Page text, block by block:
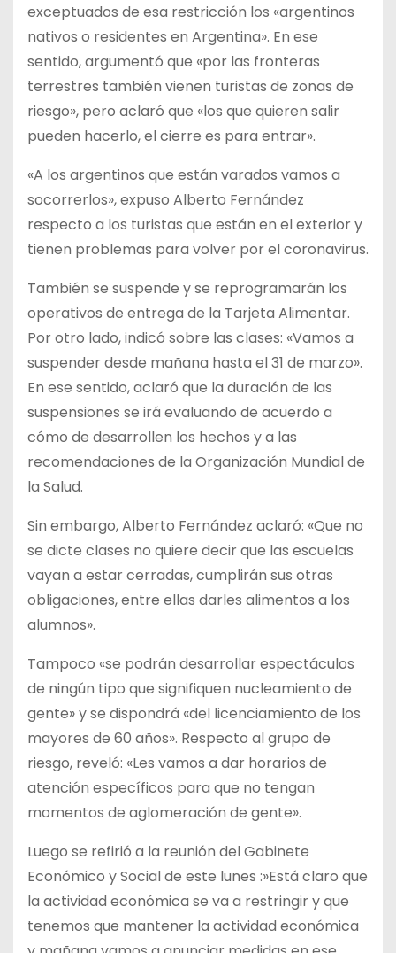
exceptuados de esa restricción los «argentinos
nativos o residentes en Argentina». En ese
sentido, argumentó que «por las fronteras
terrestres también vienen turistas de zonas de
riesgo», pero aclaró que «los que quieren salir
pueden hacerlo, el cierre es para entrar».
«A los argentinos que están varados vamos a
socorrerlos», expuso Alberto Fernández
respecto a los turistas que están en el exterior y
tienen problemas para volver por el coronavirus.
También se suspende y se reprogramarán los
operativos de entrega de la Tarjeta Alimentar.
Por otro lado, indicó sobre las clases: «Vamos a
suspender desde mañana hasta el 31 de marzo».
En ese sentido, aclaró que la duración de las
suspensiones se irá evaluando de acuerdo a
cómo de desarrollen los hechos y a las
recomendaciones de la Organización Mundial de
la Salud.
Sin embargo, Alberto Fernández aclaró: «Que no
se dicte clases no quiere decir que las escuelas
vayan a estar cerradas, cumplirán sus otras
obligaciones, entre ellas darles alimentos a los
alumnos».
Tampoco «se podrán desarrollar espectáculos
de ningún tipo que signifiquen nucleamiento de
gente» y se dispondrá «del licenciamiento de los
mayores de 60 años». Respecto al grupo de
riesgo, reveló: «Les vamos a dar horarios de
atención específicos para que no tengan
momentos de aglomeración de gente».
Luego se refirió a la reunión del Gabinete
Económico y Social de este lunes :»Está claro que
la actividad económica se va a restringir y que
tenemos que mantener la actividad económica